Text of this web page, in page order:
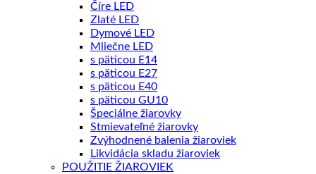
Číre LED
Zlaté LED
Dymové LED
Mliečne LED
s päticou E14
s päticou E27
s päticou E40
s päticou GU10
Špeciálne žiarovky
Stmievateľné žiarovky
Zvýhodnené balenia žiaroviek
Likvidácia skladu žiaroviek
POUŽITIE ŽIAROVIEK